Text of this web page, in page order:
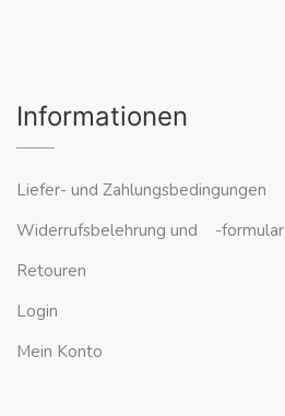
Informationen
Liefer- und Zahlungsbedingungen
Widerrufsbelehrung und -formular
Retouren
Login
Mein Konto